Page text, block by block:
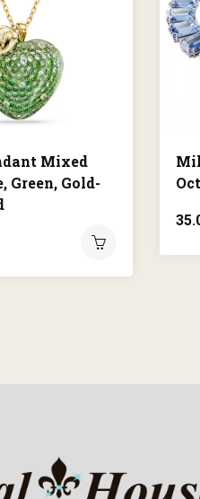
Mixed
Green, Gold-